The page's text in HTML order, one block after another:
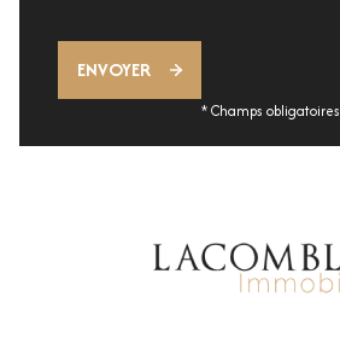
ENVOYER
* Champs obligatoires